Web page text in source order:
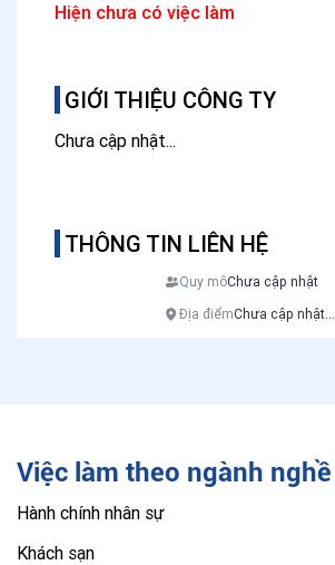
Hiện chưa có việc làm
GIỚI THIỆU CÔNG TY
Chưa cập nhật...
THÔNG TIN LIÊN HỆ
Quy môChưa cập nhật
Địa điểmChưa cập nhật...
Việc làm theo ngành nghề
Hành chính nhân sự
Khách sạn